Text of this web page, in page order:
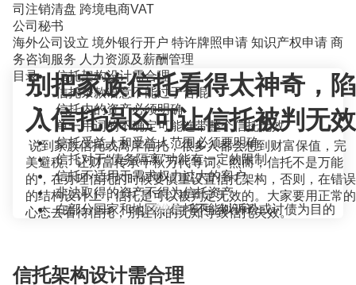
司注销清盘 跨境电商VAT
公司秘书
海外公司设立 境外银行开户 特许牌照申请 知识产权申请 商
务咨询服务 人力资源及薪酬管理
当前位置：首页>知识百科>
别把家族信托看得太神奇，陷
入信托误区可让信托被判无效
说到家族信托或离岸信托，很多人都会想到财富保值，完
美避税、让财富传承千秋万代等词。然而，信托不是万能
的，在办理信托的时候要慎重设置信托架构，否则，在错误
的结构设计上，信托是可以被判定无效的。大家要用正常的
心态去看待信托，别让你的无知导致信托失效。
目录
信托架构设计需合理
信托条款语意不能过于含混
信托内的资产必须明确
单一用词的不确定可能连带整个信托无效
信托受益人和受益人范围必须要明确
信托对于“债务隔离”功能有一定的限制
信托不适用于需求权力过大的客户
非法取得的资产不得为信托资产
在部分国家和地区，信托不能以诉讼或讨债为目的
信托架构设计需合理